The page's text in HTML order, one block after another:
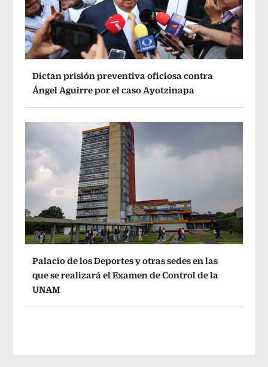
Dictan prisión preventiva oficiosa contra
Ángel Aguirre por el caso Ayotzinapa
Palacio de los Deportes y otras sedes en las
que se realizará el Examen de Control de la
UNAM